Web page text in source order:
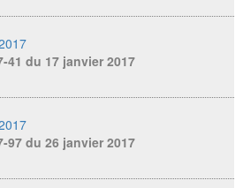
41 du 17 janvier 2017
97 du 26 janvier 2017